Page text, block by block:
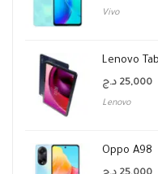
Vivo
Lenovo
25,000 د.ج
Lenovo
Oppo A98